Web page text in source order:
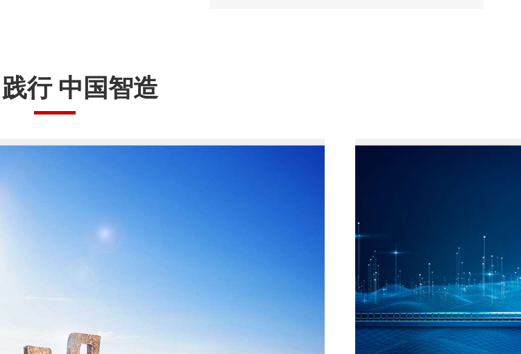
行 中国智造